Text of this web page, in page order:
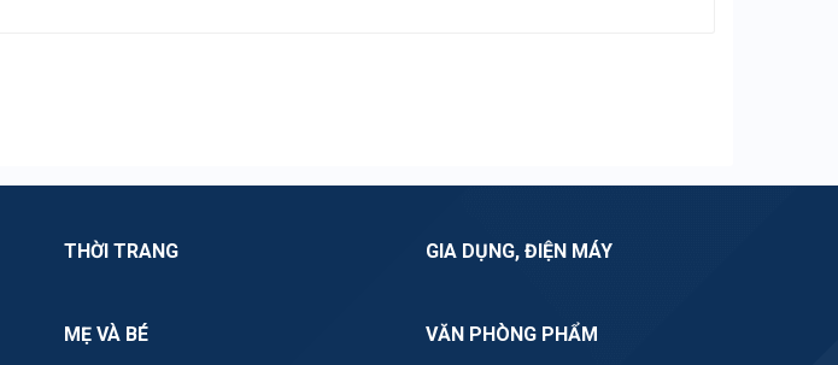
THỜI TRANG GIA DỤNG, ĐIỆN MÁY
MẸ VÀ BÉ VĂN PHÒNG PHẨM